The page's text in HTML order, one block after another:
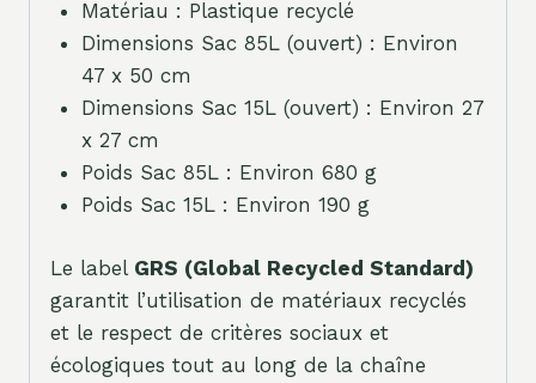
Matériau : Plastique recyclé
Dimensions Sac 85L (ouvert) : Environ
47 x 50 cm
Dimensions Sac 15L (ouvert) : Environ 27
x 27 cm
Poids Sac 85L : Environ 680 g
Poids Sac 15L : Environ 190 g
Le label GRS (Global Recycled Standard)
garantit l’utilisation de matériaux recyclés
et le respect de critères sociaux et
écologiques tout au long de la chaîne